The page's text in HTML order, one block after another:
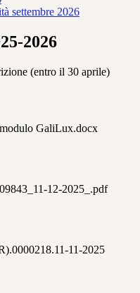
settembre 2026
2026
(entro il 30 aprile)
GaliLux.docx
12-2025_.pdf
11-2025